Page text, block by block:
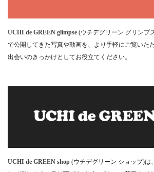
UCHI de GREEN glimpse (ウチデグリーン グリンプ
で公開してきた写真や動画を、より手軽にご覧いた
出会いのきっかけとしてお役立てください。
UCHI de GREEN shop (ウチデグリーン ショップ)は